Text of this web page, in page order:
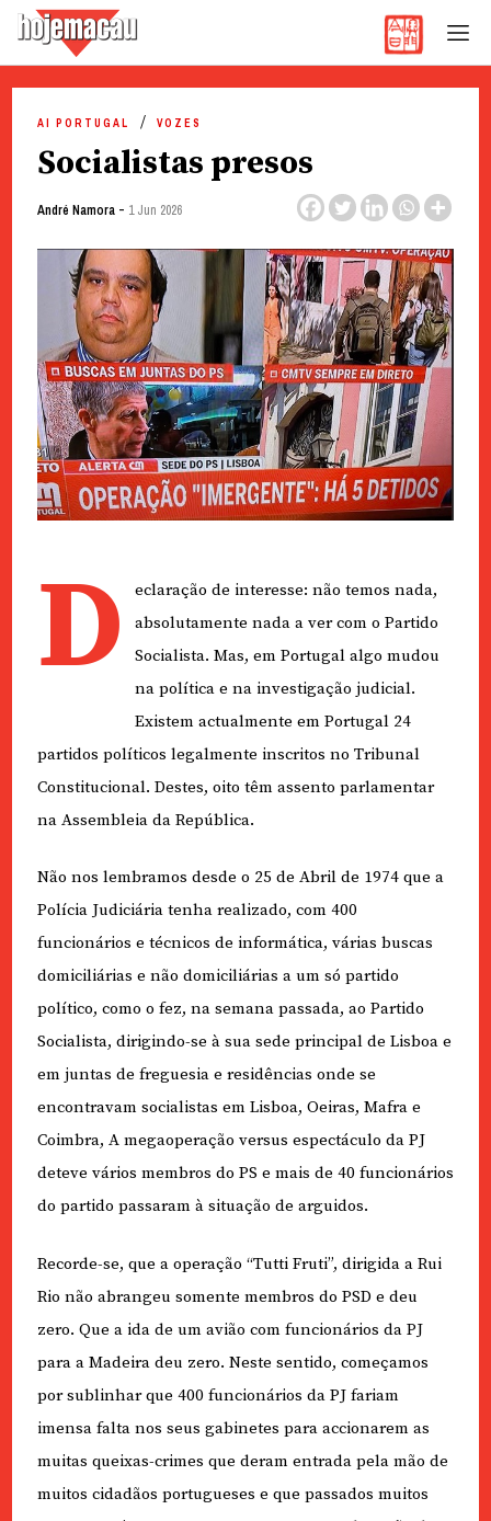
content
AI PORTUGAL VOZES
Socialistas presos
André Namora- 1 Jun 2026
D
eclaração de interesse: não temos nada,
absolutamente nada a ver com o Partido
Socialista. Mas, em Portugal algo mudou
na política e na investigação judicial.
Existem actualmente em Portugal 24
partidos políticos legalmente inscritos no Tribunal
Constitucional. Destes, oito têm assento parlamentar
na Assembleia da República.
Não nos lembramos desde o 25 de Abril de 1974 que a
Polícia Judiciária tenha realizado, com 400
funcionários e técnicos de informática, várias buscas
domiciliárias e não domiciliárias a um só partido
político, como o fez, na semana passada, ao Partido
Socialista, dirigindo-se à sua sede principal de Lisboa e
em juntas de freguesia e residências onde se
encontravam socialistas em Lisboa, Oeiras, Mafra e
Coimbra, A megaoperação versus espectáculo da PJ
deteve vários membros do PS e mais de 40 funcionários
do partido passaram à situação de arguidos.
Recorde-se, que a operação “Tutti Fruti”, dirigida a Rui
Rio não abrangeu somente membros do PSD e deu
zero. Que a ida de um avião com funcionários da PJ
para a Madeira deu zero. Neste sentido, começamos
por sublinhar que 400 funcionários da PJ fariam
imensa falta nos seus gabinetes para accionarem as
muitas queixas-crimes que deram entrada pela mão de
muitos cidadãos portugueses e que passados muitos